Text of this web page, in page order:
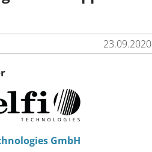
23.09.2020
GmbH